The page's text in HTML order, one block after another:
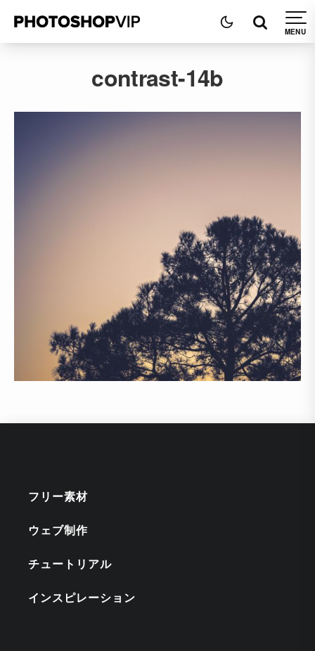
contrast-14b
フリー素材
ウェブ制作
チュートリアル
インスピレーション